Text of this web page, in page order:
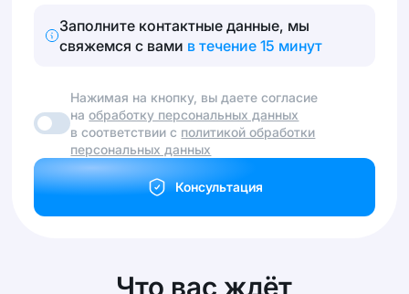
Заполните контактные данные, мы
свяжемся с вами в течение 15 минут
Нажимая на кнопку, вы даете согласие
наобработку персональных данных
в соответствии с политикой обработки
персональных данных
Консультация
Что вас ждёт